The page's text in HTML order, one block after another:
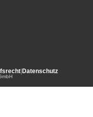
| Datenschutz